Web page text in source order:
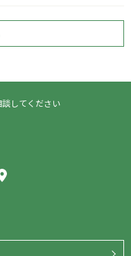
してください